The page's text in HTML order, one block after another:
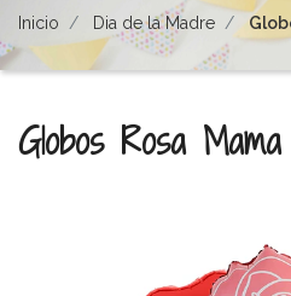
Inicio Dia de la Madre
Globos Rosa